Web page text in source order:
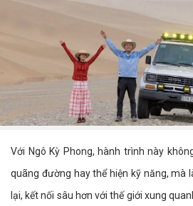
Với Ngô Kỳ Phong, hành trình này
quãng đường hay thể hiện kỹ năng, mà
lại, kết nối sâu hơn với thế giới xung